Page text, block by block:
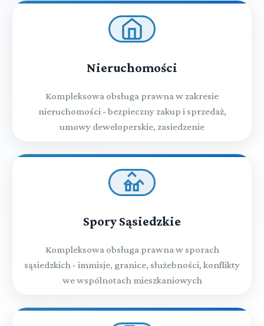
Nieruchomości
Kompleksowa obsługa prawna w zakresie
nieruchomości - bezpieczny zakup i sprzedaż,
umowy deweloperskie, zasiedzenie
Spory Sąsiedzkie
Kompleksowa obsługa prawna w sporach
sąsiedzkich - immisje, granice, służebności, konflikty
we wspólnotach mieszkaniowych